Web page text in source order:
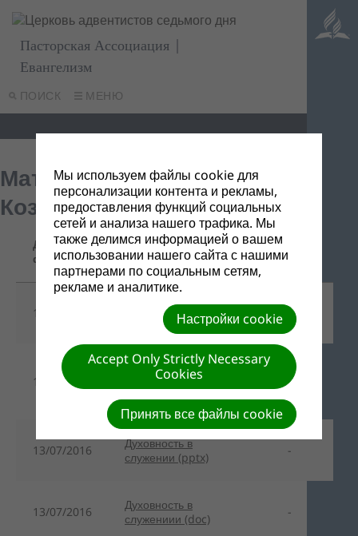
ПОИСК МЕНЮ
Пасторская Ассоциация |
Евангелизм
Материалы от В.А.
Козакова
Дата
файла
Название/Ссылка
для скачивания
Описание
13/07/2016
Скачать все одним
файлом
-
13/07/2016
Благовестие в
постмодернистском
-
13/07/2016
Духовность в
служении (pptx)
-
13/07/2016
Духовность в
служениии (doc)
-
Мы используем файлы cookie для
персонализации контента и рекламы,
предоставления функций социальных
сетей и анализа нашего трафика. Мы
также делимся информацией о вашем
использовании нашего сайта с нашими
партнерами по социальным сетям,
рекламе и аналитике.
Настройки cookie
Accept Only Strictly Necessary
Cookies
Принять все файлы cookie